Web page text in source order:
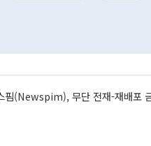
핌(Newspim), 무단 전재-재배포